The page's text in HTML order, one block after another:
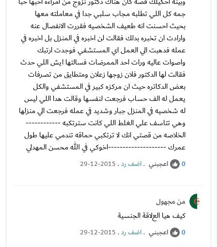
جمه كل اللي تطلبه مجاب سلبي جدا في معاملته معها
بحيث احسنت انه طعيف الشخصيه فقررت الانفصال عنه
وارادت ان تخبره بدلك فقالت لن اخبره في المنزل بل اخبره في
عمله فدهبت الي العمل اي المستشفي فوجدت ارتبك
واصوات عاليه ورات احد الممرضات فسالتها ايش اللي حدث
فقالت لها الدكتور فلان زوجها زعلان ومتطايق من تصرفات
بعض الدكاتره حيث ان مركزه كبير في المستشفي والكل
يعمل له الف حساب فرجعت لنفسها وقالت هدا اللي ليس
له شخصيه في المنزل جبار وشديد في عمله فرجعت الي منزلها
وهي تتاسف علي الغلط اللي كانت سترتكبه ------------
الخلاصه من قصتي انك لا ترتكبي حماقه تندمي عليها طول
عمرك --------------------اخوكي في الله محسن المهدلي
0 اعجبني .اضف رد.
29-12-2015
من مجهول
كيف هيا العﻻقة الجنسية
0 اعجبني .اضف رد.
29-12-2015